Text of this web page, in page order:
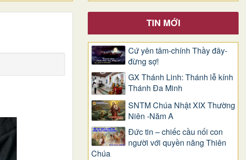
TIN MỚI
Cứ yên tâm-chính Thầy đây-
đừng sợ!
GX Thánh Linh: Thánh lễ kính
Thánh Đa Minh
SNTM Chúa Nhật XIX Thường
Niên -Năm A
Đức tin – chiếc cầu nối con
người với quyền năng Thiên
Chúa